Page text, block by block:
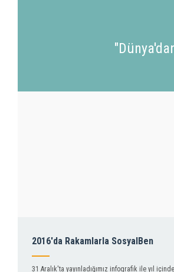
2016'da Rakamlarla SosyalBen
31 Aralık'ta yayınladığımız infografik ile yıl